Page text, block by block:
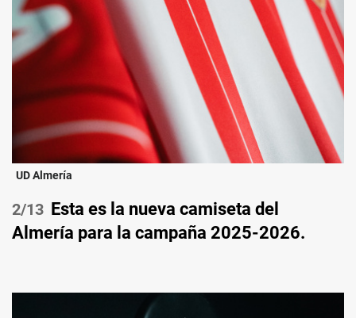
UD Almería
/13 Esta es la nueva camiseta del
Almería para la campaña 2025-2026.